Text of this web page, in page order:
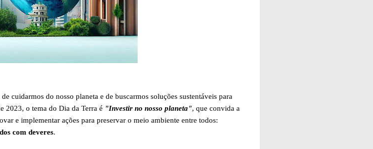
cuidarmos do nosso planeta e de buscarmos soluções sustentáveis para
2023, o tema do Dia da Terra é "Investir no nosso planeta", que convida a
e implementar ações para preservar o meio ambiente entre todos:
com deveres.